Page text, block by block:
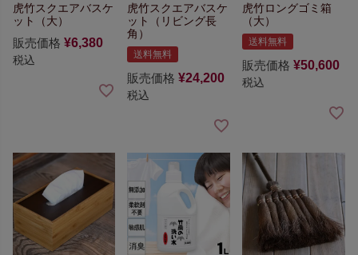
虎竹スクエアバスケ
ット（大）
販売価格 ¥6,380
税込
虎竹スクエアバスケ
ット（リビング長
角）
送料無料
販売価格 ¥24,200
税込
虎竹ロングゴミ箱
（大）
送料無料
販売価格 ¥50,600
税込